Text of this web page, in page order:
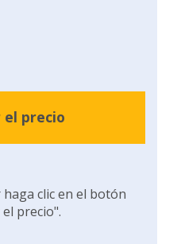
precio
clic en el botón
precio".